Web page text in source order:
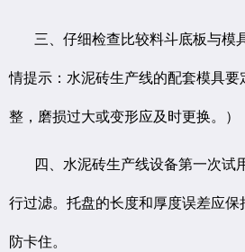
三、仔细检查比较料斗底板与模
情提示：水泥砖生产线的配套模具要
整，磨损过大或变形应及时更换。）
四、水泥砖生产线设备第一次试
行过滤。托盘的长度和厚度误差应保
防卡住。